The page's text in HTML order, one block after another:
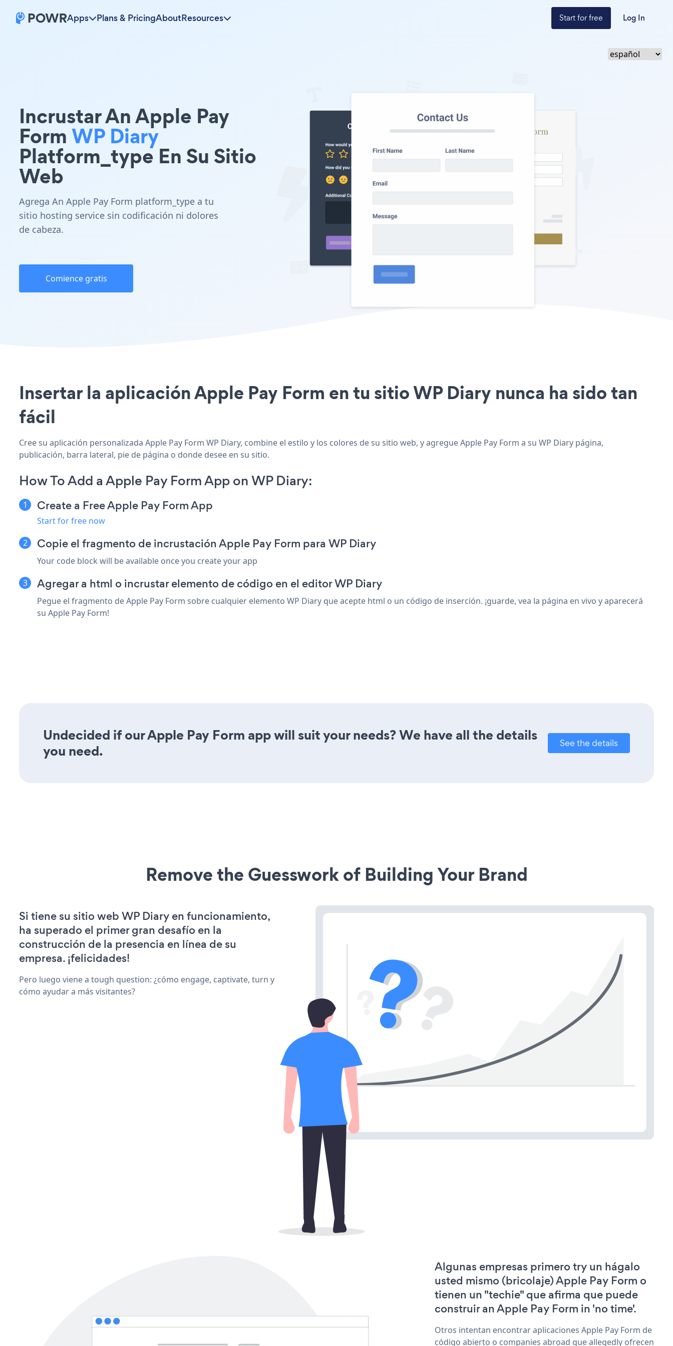
Apps Plans & PricingAboutResources Start for free Log In
Incrustar An Apple Pay
FormWP Diary
Platform_type En Su Sitio
Web
Agrega An Apple Pay Form platform_type a tu
sitio hosting service sin codificación ni dolores
de cabeza.
Comience gratis
Insertar la aplicación Apple Pay Form en tu sitio WP Diary nunca ha sido tan
fácil
Cree su aplicación personalizada Apple Pay Form WP Diary, combine el estilo y los colores de su sitio web, y agregue Apple Pay Form a su WP Diary página,
publicación, barra lateral, pie de página o donde desee en su sitio.
How To Add a Apple Pay Form App on WP Diary:
Create a Free Apple Pay Form App
Start for free now
Copie el fragmento de incrustación Apple Pay Form para WP Diary
Your code block will be available once you create your app
Agregar a html o incrustar elemento de código en el editor WP Diary
Pegue el fragmento de Apple Pay Form sobre cualquier elemento WP Diary que acepte html o un código de inserción. ¡guarde, vea la página en vivo y aparecerá
su Apple Pay Form!
Undecided if our Apple Pay Form app will suit your needs? We have all the details
you need.
See the details
Remove the Guesswork of Building Your Brand
Si tiene su sitio web WP Diary en funcionamiento,
ha superado el primer gran desafío en la
construcción de la presencia en línea de su
empresa. ¡felicidades!
Pero luego viene a tough question: ¿cómo engage, captivate, turn y
cómo ayudar a más visitantes?
Algunas empresas primero try un hágalo
usted mismo (bricolaje) Apple Pay Form o
tienen un "techie" que afirma que puede
construir an Apple Pay Form in 'no time'.
Otros intentan encontrar aplicaciones Apple Pay Form de
código abierto o companies abroad que allegedly ofrecen